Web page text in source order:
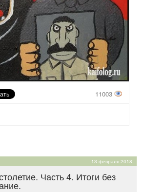
11003
13 февраля 2018
Часть 4. Итоги без